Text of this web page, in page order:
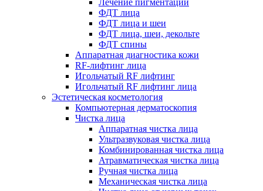
Лечение пигментации
ФДТ лица
ФДТ лица и шеи
ФДТ лица, шеи, декольте
ФДТ спины
Аппаратная диагностика кожи
RF-лифтинг лица
Игольчатый RF лифтинг
Игольчатый RF лифтинг лица
Эстетическая косметология
Компьютерная дерматоскопия
Чистка лица
Аппаратная чистка лица
Ультразвуковая чистка лица
Комбинированная чистка лица
Атравматическая чистка лица
Ручная чистка лица
Механическая чистка лица